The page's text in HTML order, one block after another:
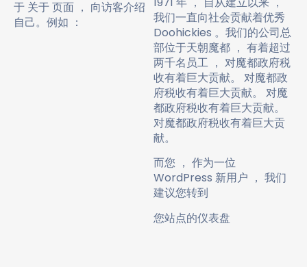
于 关于 页面 ， 向访客介绍
自己。例如 ：
我们一直向社会贡献着优秀
Doohickies 。我们的公司总
部位于天朝魔都 ， 有着超过
两千名员工 ， 对魔都政府税
收有着巨大贡献。 对魔都政
府税收有着巨大贡献。 对魔
都政府税收有着巨大贡献。
对魔都政府税收有着巨大贡
献。
而您 ， 作为一位
WordPress 新用户 ， 我们
建议您转到
您站点的仪表盘